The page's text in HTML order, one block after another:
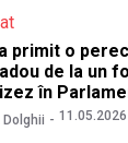
primit o
de la un
în